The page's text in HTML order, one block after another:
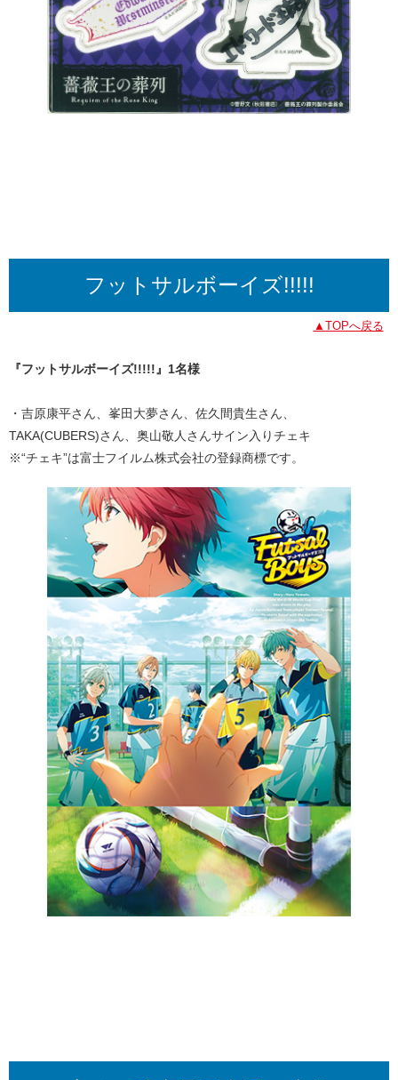
フットサルボーイズ!!!!!
▲TOPへ戻る
『フットサルボーイズ!!!!!』1名様
・吉原康平さん、峯田大夢さん、佐久間貴生さん、
TAKA(CUBERS)さん、奥山敬人さんサイン入りチェキ
※“チェキ”は富士フイルム株式会社の登録商標です。